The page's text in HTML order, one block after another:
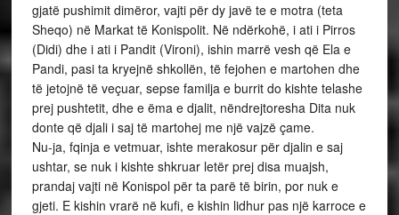
gjatë pushimit dimëror, vajti për dy javë te e motra (teta
Sheqo) në Markat të Konispolit. Në ndërkohë, i ati i Pirros
(Didi) dhe i ati i Pandit (Vironi), ishin marrë vesh që Ela e
Pandi, pasi ta kryejnë shkollën, të fejohen e martohen dhe
të jetojnë të veçuar, sepse familja e burrit do kishte telashe
prej pushtetit, dhe e ëma e djalit, nëndrejtoresha Dita nuk
donte që djali i saj të martohej me një vajzë çame.
Nu-ja, fqinja e vetmuar, ishte merakosur për djalin e saj
ushtar, se nuk i kishte shkruar letër prej disa muajsh,
prandaj vajti në Konispol për ta parë të birin, por nuk e
gjeti. E kishin vrarë në kufi, e kishin lidhur pas një karroce e